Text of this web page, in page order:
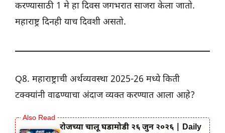
करण्यासाठी 1 मे हा दिवस जगभरात साजरा केला जातो.
महाराष्ट्र दिनही याच दिवशी असतो.
Q8. महाराष्ट्राची अर्थव्यवस्था 2025-26 मध्ये किती
टक्क्यांनी वाढण्याचा अंदाज व्यक्त करण्यात आला आहे?
रोजच्या चालू घडामोडी २६ जुन २०२६ | Daily